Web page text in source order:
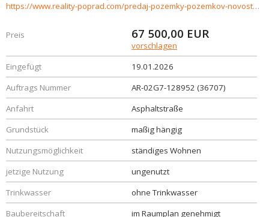
https://www.reality-poprad.com/predaj-pozemky-pozemkov-novostavby/TVAROZNA-stavebny-pozemok-na-predaj-Presovsky-kraj-36707/?utm_source=areality&utm_medium=xml&utm_term=36707&utm_content=chalupa&utm_campaign=portaly
Preis 67 500,00 EUR
vorschlagen
Eingefügt
19.01.2026
Auftrags Nummer
AR-02G7-128952 (36707)
Anfahrt
Asphaltstraße
Grundstück
maßig hängig
Nutzungsmöglichkeit
ständiges Wohnen
jetzige Nutzung
ungenutzt
Trinkwasser
ohne Trinkwasser
Baubereitschaft
im Raumplan genehmigt